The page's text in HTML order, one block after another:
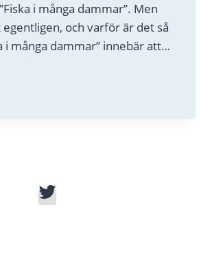
i många dammar”. Men
och varför är det så
i många dammar” innebär att…